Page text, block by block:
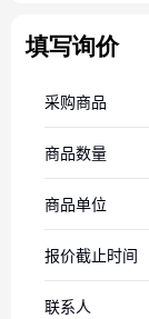
填写询价